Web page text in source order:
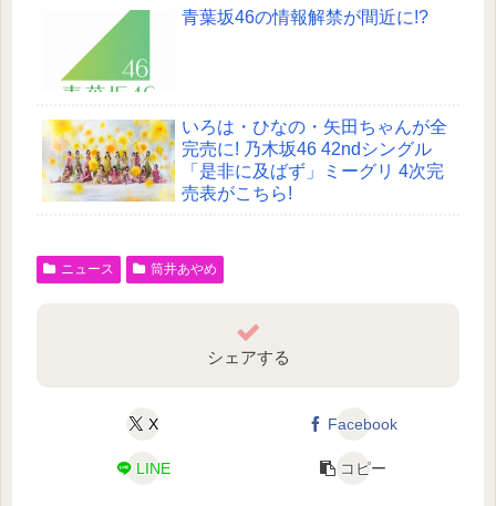
青葉坂46の情報解禁が間近に!?
いろは・ひなの・矢田ちゃんが全
完売に! 乃木坂46 42ndシングル
「是非に及ばず」ミーグリ 4次完
売表がこちら!
ニュース 筒井あやめ
シェアする
X Facebook
LINE コピー